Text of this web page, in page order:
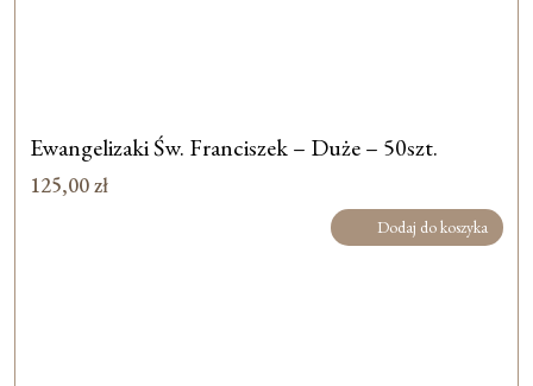
Ewangelizaki Św. Franciszek – Duże – 50szt.
125,00zł
Dodaj do koszyka